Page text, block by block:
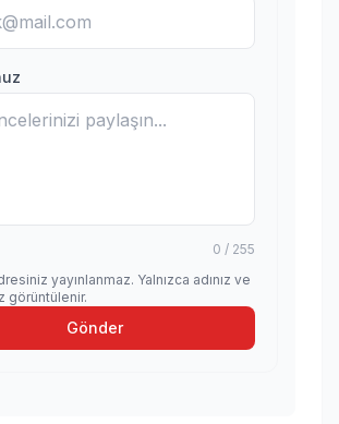
0 / 255
yayınlanmaz. Yalnızca adınız ve
görüntülenir.
Gönder